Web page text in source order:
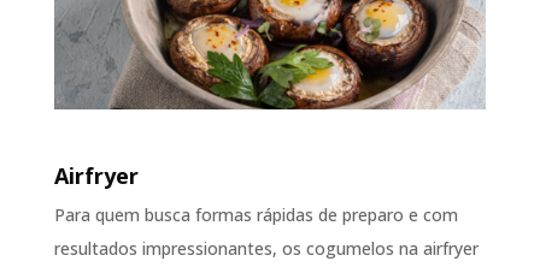
Airfryer
Para quem busca formas rápidas de preparo e com
resultados impressionantes, os cogumelos na airfryer